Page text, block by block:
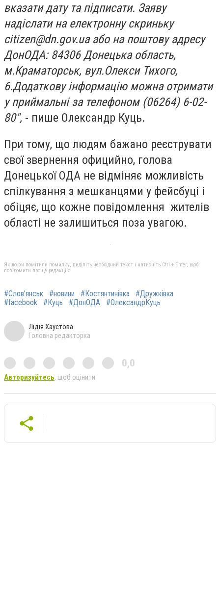
вказати дату та підписати. Заяву
надіслати на електронну скриньку
citizen@dn.gov.uaабо на поштову адресу
ДонОДА: 84306 Донецька область,
м.Краматорськ, вул.Олекси Тихого,
6.Додаткову інформацію можна отримати
у приймальні за телефоном (06264) 6-02-
80", - пише Олександр Куць.
При тому, що людям бажано реєструвати
свої звернення официйно, голова
Донецької ОДА не відміняє можливість
спілкування з мешканцями у фейсбуці і
обіцяє, що кожне повідомлення жителів
області не залишиться поза увагою.
Якщо ви помітили помилку, виділіть необхідний текст і натисніть Ctrl + Enter, щоб
повідомити про це редакцію
#Слов’янськ #новини #Костянтинівка
#Дружківка
#facebook
#Куць #ДонОДА #ОлександрКуць
Лідія Хаустова
Головна редакторка
0,0
Авторизуйтесь, щоб оцінити